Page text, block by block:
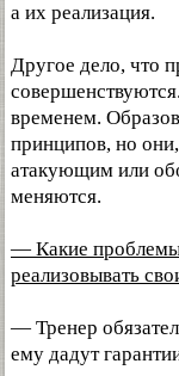
а их реализация.
Другое дело, что
временем.
принципов, но
атакующим или
меняются.
— Какие
реализовывать
— Тренер
ему дадут